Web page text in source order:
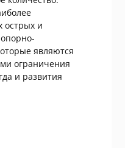
острых и
являются
ограничения
и развития